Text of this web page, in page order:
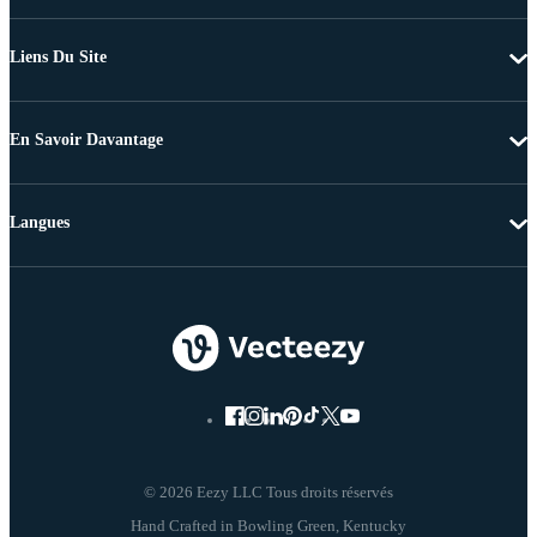
Liens Du Site
En Savoir Davantage
© 2026 Eezy LLC Tous droits réservés
Langues